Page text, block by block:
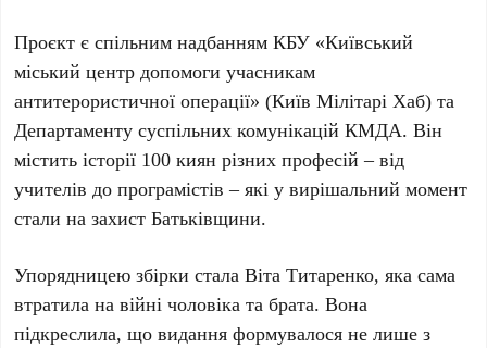
Проєкт є спільним надбаннямКБУ «Київський
міський центр допомоги учасникам
антитерористичної операції» (Київ Мілітарі Хаб) та
Департаменту суспільних комунікацій КМДА. Він
містить історії 100 киян різних професій – від
учителів до програмістів – які у вирішальний момент
стали на захист Батьківщини.
Упорядницею збірки сталаВіта Титаренко, яка сама
втратила на війні чоловіка та брата. Вона
підкреслила, що видання формувалося не лише з